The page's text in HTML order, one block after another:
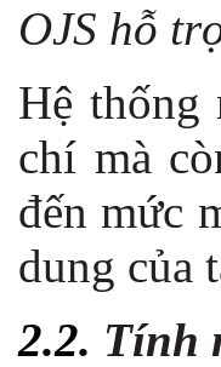
OJS hỗ
Hệ thống
chí mà
đến mức
dung của
2.2. Tính